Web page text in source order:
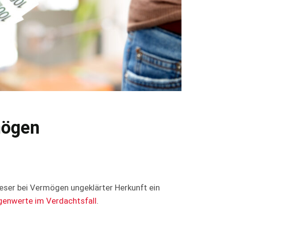
bei Vermögen ungeklärter Herkunft ein
im Verdachtsfall.